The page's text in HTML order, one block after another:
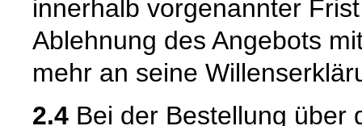
innerhalb vorgenannter
Ablehnung des Angebots
mehr an seine
2.4 Bei der Bestellung über